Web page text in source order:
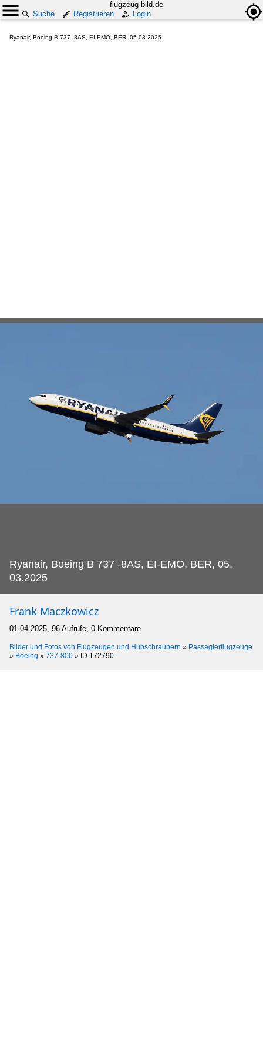
flugzeug-bild.de
Suche
Registrieren Login
Ryanair, Boeing B 737 -8AS, EI-EMO, BER, 05.03.2025
Ryanair, Boeing B 737 -8AS, EI-EMO, BER, 05.
03.2025
Frank Maczkowicz
01.04.2025, 96 Aufrufe, 0 Kommentare
Bilder und Fotos von Flugzeugen und Hubschraubern » Passagierflugzeuge
» Boeing » 737-800 » ID 172790